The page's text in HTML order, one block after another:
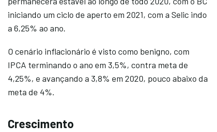
iniciando um ciclo de aperto em 2021, com a Selic indo
a 6,25% ao ano.
O cenário inflacionário é visto como benigno, com
IPCA terminando o ano em 3,5%, contra meta de
4,25%, e avançando a 3,8% em 2020, pouco abaixo da
meta de 4%.
Crescimento